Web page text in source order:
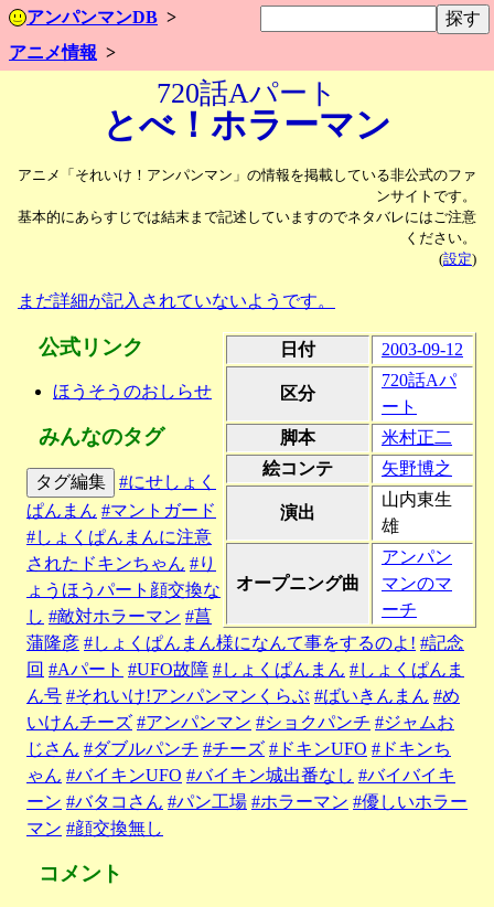
アンパンマンDB
アニメ情報
720話Aパート
とべ！ ホラーマン
アニメ「それいけ！アンパンマン」の情報を掲載している非公式のファ
ンサイトです。
基本的にあらすじでは結末まで記述していますのでネタバレにはご注意
ください。
(設定)
まだ詳細が記入されていないようです。
日付 2003-09-12
区分
720話Aパ
ート
脚本
米村正二
絵コンテ
矢野博之
演出
山内東生
雄
オープニング曲
アンパン
マンのマ
ーチ
公式リンク
ほうそうのおしらせ
みんなのタグ
タグ編集
#にせしょく
ぱんまん #マントガード
#しょくぱんまんに注意
されたドキンちゃん #り
ょうほうパート顔交換な
し #敵対ホラーマン #菖
蒲隆彦 #しょくぱんまん様になんて事をするのよ! #記念
回 #Aパート #UFO故障 #しょくぱんまん #しょくぱんま
ん号 #それいけ!アンパンマンくらぶ #ばいきんまん #め
いけんチーズ #アンパンマン #ショクパンチ #ジャムお
じさん #ダブルパンチ #チーズ #ドキンUFO #ドキンち
ゃん #バイキンUFO #バイキン城出番なし #バイバイキ
ーン #バタコさん #パン工場 #ホラーマン #優しいホラー
マン #顔交換無し
コメント